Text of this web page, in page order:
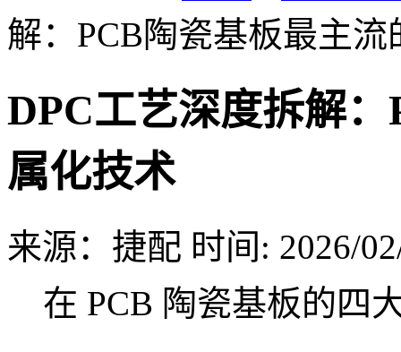
解：PCB陶瓷基板最主
DPC工艺深度拆解
属化技术
来源：捷配 时间: 2026/
在 PCB 陶瓷基板的四